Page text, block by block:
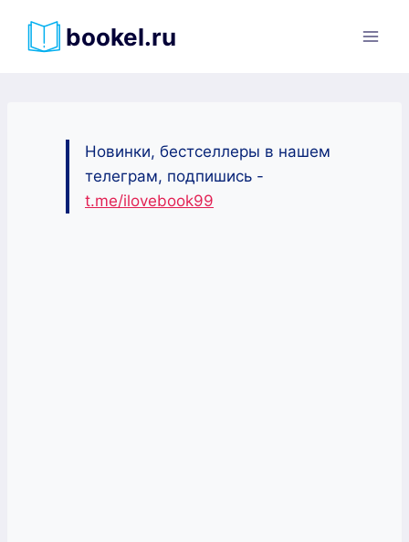
bookel.ru
Новинки, бестселлеры в нашем
телеграм, подпишись -
t.me/ilovebook99